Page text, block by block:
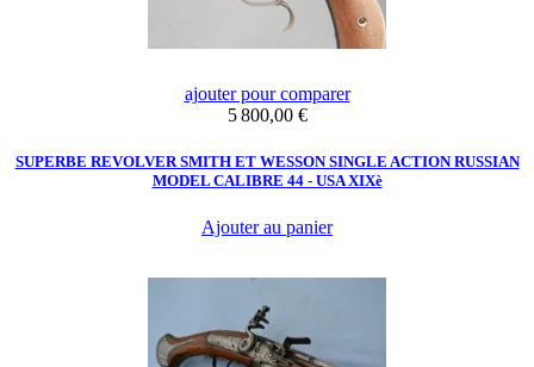
ajouter pour comparer
Prix
5 800,00 €
SUPERBE REVOLVER SMITH ET WESSON SINGLE ACTION RUSSIAN
MODEL CALIBRE 44 - USA XIXè
Ajouter au panier